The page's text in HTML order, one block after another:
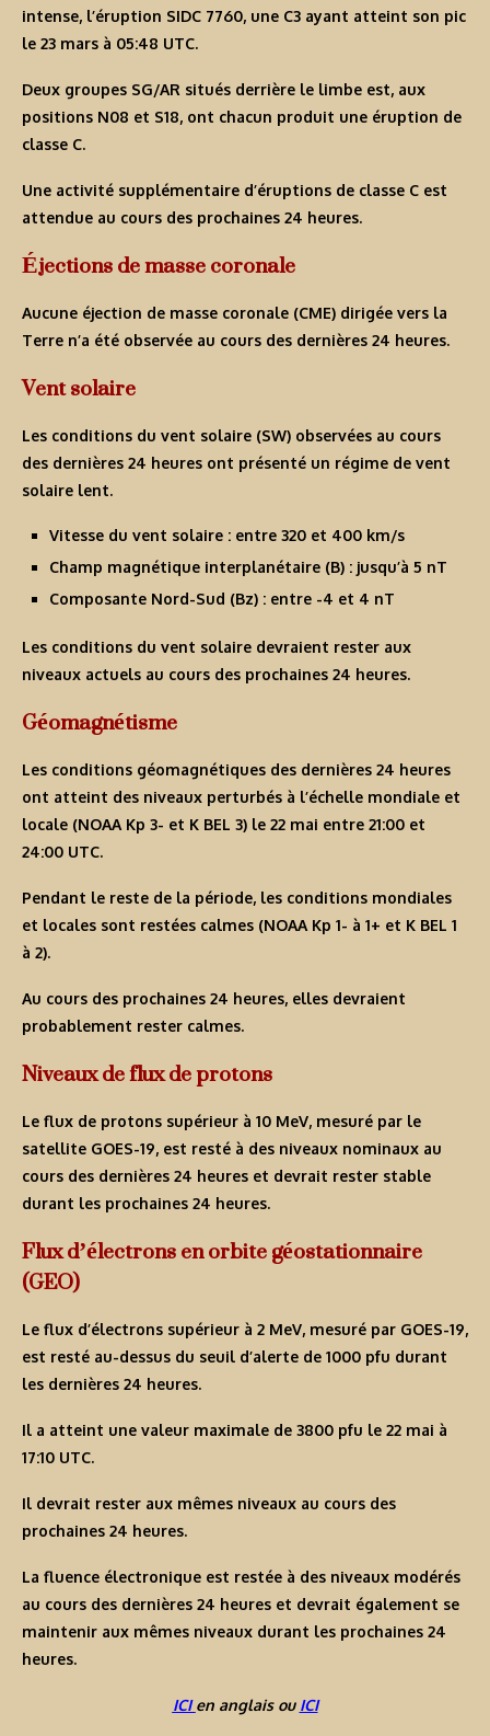
intense, l’éruption SIDC 7760, une C3 ayant atteint son pic
le 23 mars à 05:48 UTC.
Deux groupes SG/AR situés derrière le limbe est, aux
positions N08 et S18, ont chacun produit une éruption de
classe C.
Une activité supplémentaire d’éruptions de classe C est
attendue au cours des prochaines 24 heures.
Éjections de masse coronale
Aucune éjection de masse coronale (CME) dirigée vers la
Terre n’a été observée au cours des dernières 24 heures.
Vent solaire
Les conditions du vent solaire (SW) observées au cours
des dernières 24 heures ont présenté un régime de vent
solaire lent.
Vitesse du vent solaire : entre 320 et 400 km/s
Champ magnétique interplanétaire (B) : jusqu’à 5 nT
Composante Nord-Sud (Bz) : entre -4 et 4 nT
Les conditions du vent solaire devraient rester aux
niveaux actuels au cours des prochaines 24 heures.
Géomagnétisme
Les conditions géomagnétiques des dernières 24 heures
ont atteint des niveaux perturbés à l’échelle mondiale et
locale (NOAA Kp 3- et K BEL 3) le 22 mai entre 21:00 et
24:00 UTC.
Pendant le reste de la période, les conditions mondiales
et locales sont restées calmes (NOAA Kp 1- à 1+ et K BEL 1
à 2).
Au cours des prochaines 24 heures, elles devraient
probablement rester calmes.
Niveaux de flux de protons
Le flux de protons supérieur à 10 MeV, mesuré par le
satellite GOES-19, est resté à des niveaux nominaux au
cours des dernières 24 heures et devrait rester stable
durant les prochaines 24 heures.
Flux d’électrons en orbite géostationnaire
(GEO)
Le flux d’électrons supérieur à 2 MeV, mesuré par GOES-19,
est resté au-dessus du seuil d’alerte de 1000 pfu durant
les dernières 24 heures.
Il a atteint une valeur maximale de 3800 pfu le 22 mai à
17:10 UTC.
Il devrait rester aux mêmes niveaux au cours des
prochaines 24 heures.
La fluence électronique est restée à des niveaux modérés
au cours des dernières 24 heures et devrait également se
maintenir aux mêmes niveaux durant les prochaines 24
heures.
ICIen anglais ou ICI